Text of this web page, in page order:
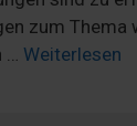
zum
Weiterlesen